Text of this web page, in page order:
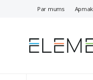
Par mums